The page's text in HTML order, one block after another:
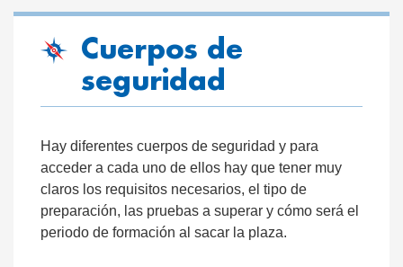
Cuerpos de
seguridad
Hay diferentes cuerpos de seguridad y para
acceder a cada uno de ellos hay que tener muy
claros los requisitos necesarios, el tipo de
preparación, las pruebas a superar y cómo será el
periodo de formación al sacar la plaza.